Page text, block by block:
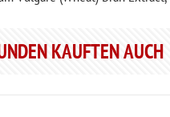
KAUFTEN AUCH